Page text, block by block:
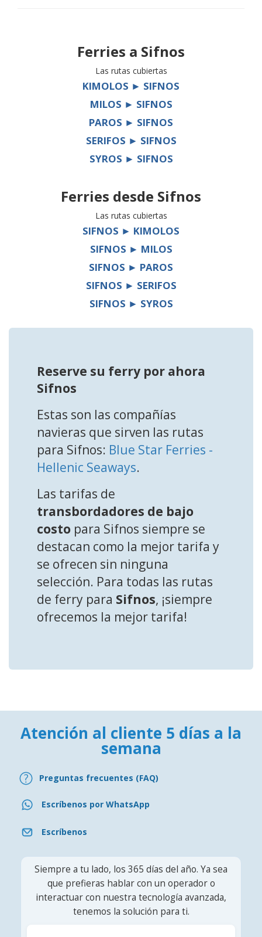
Ferries a Sifnos
Las rutas cubiertas
KIMOLOS ► SIFNOS
MILOS ► SIFNOS
PAROS ► SIFNOS
SERIFOS ► SIFNOS
SYROS ► SIFNOS
Ferries desde Sifnos
Las rutas cubiertas
SIFNOS ► KIMOLOS
SIFNOS ► MILOS
SIFNOS ► PAROS
SIFNOS ► SERIFOS
SIFNOS ► SYROS
Reserve su ferry por ahora
Sifnos
Estas son las compañías
navieras que sirven las rutas
para Sifnos: Blue Star Ferries -
Hellenic Seaways.
Las tarifas de
transbordadores de bajo
costo para Sifnos siempre se
destacan como la mejor tarifa y
se ofrecen sin ninguna
selección. Para todas las rutas
de ferry para Sifnos, ¡siempre
ofrecemos la mejor tarifa!
Atención al cliente 5 días a la
semana
Preguntas frecuentes (FAQ)
Escríbenos por WhatsApp
Escríbenos
Siempre a tu lado, los 365 días del año. Ya sea
que prefieras hablar con un operador o
interactuar con nuestra tecnología avanzada,
tenemos la solución para ti.